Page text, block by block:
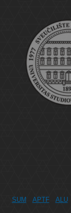
SUM APTF ALU